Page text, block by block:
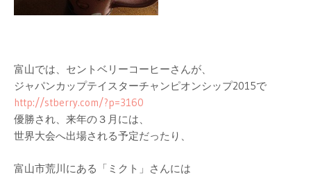
富山では、セントベリーコーヒーさんが、
ジャパンカップテイスターチャンピオンシップ2015で
http://stberry.com/?p=3160
優勝され、来年の３月には、
世界大会へ出場される予定だったり、
富山市荒川にある「ミクト」さんには